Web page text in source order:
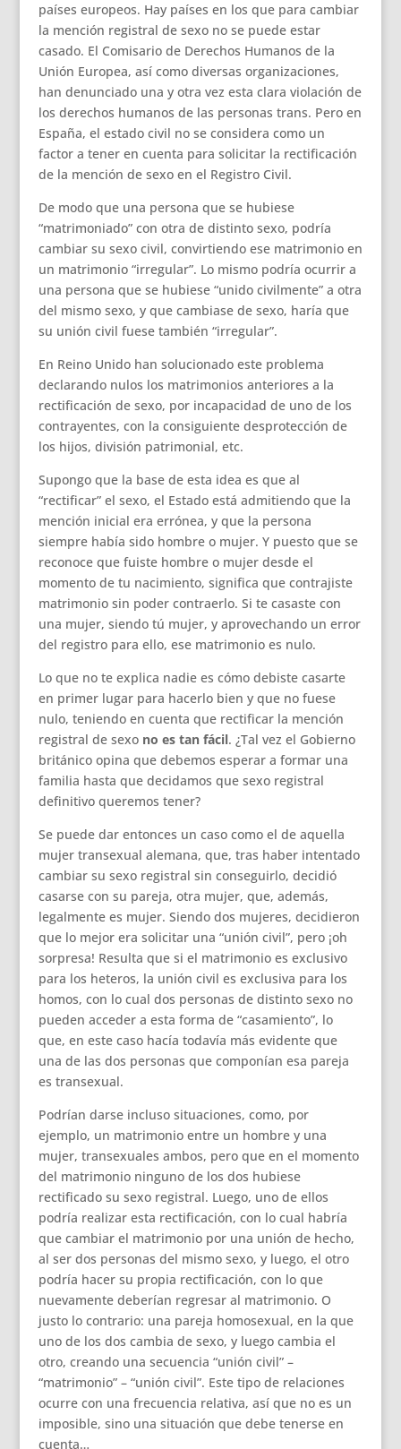
países europeos. Hay países en los que para cambiar
la mención registral de sexo no se puede estar
casado. El Comisario de Derechos Humanos de la
Unión Europea, así como diversas organizaciones,
han denunciado una y otra vez esta clara violación de
los derechos humanos de las personas trans. Pero en
España, el estado civil no se considera como un
factor a tener en cuenta para solicitar la rectificación
de la mención de sexo en el Registro Civil.
De modo que una persona que se hubiese
“matrimoniado” con otra de distinto sexo, podría
cambiar su sexo civil, convirtiendo ese matrimonio en
un matrimonio “irregular”. Lo mismo podría ocurrir a
una persona que se hubiese “unido civilmente” a otra
del mismo sexo, y que cambiase de sexo, haría que
su unión civil fuese también “irregular”.
En Reino Unido han solucionado este problema
declarando nulos los matrimonios anteriores a la
rectificación de sexo, por incapacidad de uno de los
contrayentes, con la consiguiente desprotección de
los hijos, división patrimonial, etc.
Supongo que la base de esta idea es que al
“rectificar” el sexo, el Estado está admitiendo que la
mención inicial era errónea, y que la persona
siempre había sido hombre o mujer. Y puesto que se
reconoce que fuiste hombre o mujer desde el
momento de tu nacimiento, significa que contrajiste
matrimonio sin poder contraerlo. Si te casaste con
una mujer, siendo tú mujer, y aprovechando un error
del registro para ello, ese matrimonio es nulo.
Lo que no te explica nadie es cómo debiste casarte
en primer lugar para hacerlo bien y que no fuese
nulo, teniendo en cuenta que rectificar la mención
registral de sexo no es tan fácil. ¿Tal vez el Gobierno
británico opina que debemos esperar a formar una
familia hasta que decidamos que sexo registral
definitivo queremos tener?
Se puede dar entonces un caso como el de aquella
mujer transexual alemana, que, tras haber intentado
cambiar su sexo registral sin conseguirlo, decidió
casarse con su pareja, otra mujer, que, además,
legalmente es mujer. Siendo dos mujeres, decidieron
que lo mejor era solicitar una “unión civil”, pero ¡oh
sorpresa! Resulta que si el matrimonio es exclusivo
para los heteros, la unión civil es exclusiva para los
homos, con lo cual dos personas de distinto sexo no
pueden acceder a esta forma de “casamiento”, lo
que, en este caso hacía todavía más evidente que
una de las dos personas que componían esa pareja
es transexual.
Podrían darse incluso situaciones, como, por
ejemplo, un matrimonio entre un hombre y una
mujer, transexuales ambos, pero que en el momento
del matrimonio ninguno de los dos hubiese
rectificado su sexo registral. Luego, uno de ellos
podría realizar esta rectificación, con lo cual habría
que cambiar el matrimonio por una unión de hecho,
al ser dos personas del mismo sexo, y luego, el otro
podría hacer su propia rectificación, con lo que
nuevamente deberían regresar al matrimonio. O
justo lo contrario: una pareja homosexual, en la que
uno de los dos cambia de sexo, y luego cambia el
otro, creando una secuencia “unión civil” –
“matrimonio” – “unión civil”. Este tipo de relaciones
ocurre con una frecuencia relativa, así que no es un
imposible, sino una situación que debe tenerse en
cuenta…